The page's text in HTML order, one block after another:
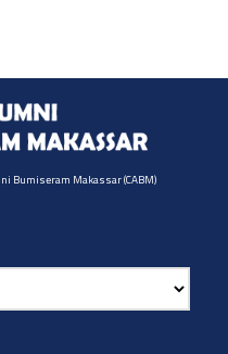
Bumiseram Makassar (CABM)